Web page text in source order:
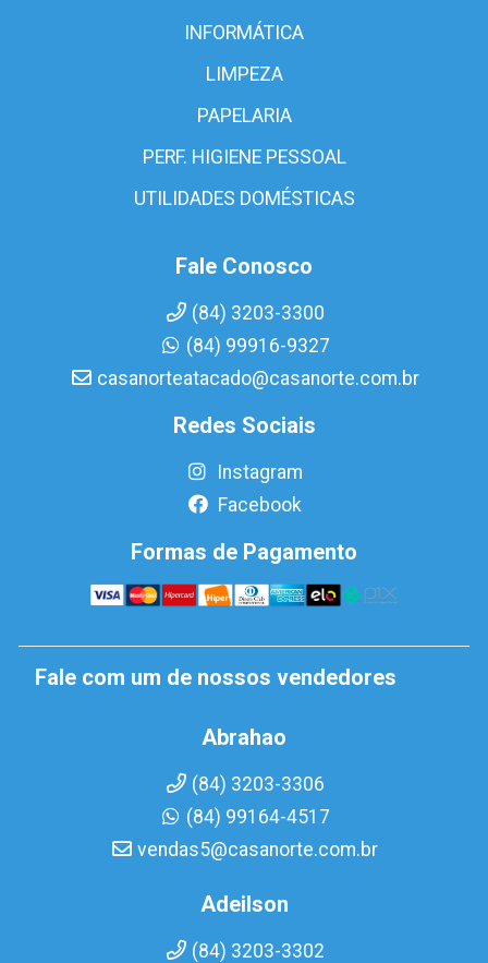
INFORMÁTICA
LIMPEZA
PAPELARIA
PERF. HIGIENE PESSOAL
UTILIDADES DOMÉSTICAS
Fale Conosco
(84) 3203-3300
(84) 99916-9327
casanorteatacado@casanorte.com.br
Redes Sociais
Instagram
Facebook
Formas de Pagamento
Fale com um de nossos vendedores
Abrahao
(84) 3203-3306
(84) 99164-4517
vendas5@casanorte.com.br
Adeilson
(84) 3203-3302